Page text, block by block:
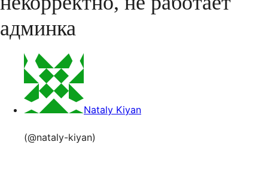
админка
Nataly Kiyan
(@nataly-kiyan)